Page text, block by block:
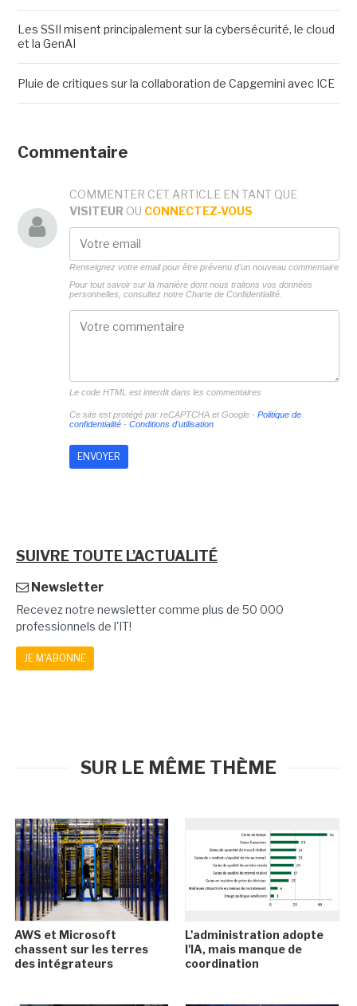
Les SSII misent principalement sur la cybersécurité, le cloud
et la GenAI
Pluie de critiques sur la collaboration de Capgemini avec ICE
Commentaire
COMMENTER CET ARTICLE EN TANT QUE
VISITEUR OU CONNECTEZ-VOUS
Renseignez votre email pour être prévenu d'un nouveau commentaire
Pour tout savoir sur la manière dont nous traitons vos données
personnelles, consultez notre Charte de Confidentialité.
Le code HTML est interdit dans les commentaires
Ce site est protégé par reCAPTCHA et Google - Politique de
confidentialité- Conditions d'utilisation
SUIVRE TOUTE L'ACTUALITÉ
Newsletter
Recevez notre newsletter comme plus de 50 000
professionnels de l'IT!
JE M'ABONNE
SUR LE MÊME THÈME
AWS et Microsoft
chassent sur les terres
des intégrateurs
L'administration adopte
l'IA, mais manque de
coordination